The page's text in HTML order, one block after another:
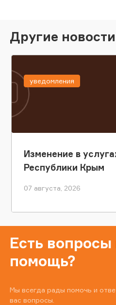
Другие новости
Изменение в
Республики Крым
07 августа, 2026
уведомления
Есть
помощь?
Мы всегда рады помочь и
вас вопросы.